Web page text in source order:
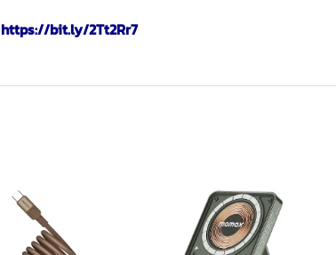
https://bit.ly/2Tt2Rr7